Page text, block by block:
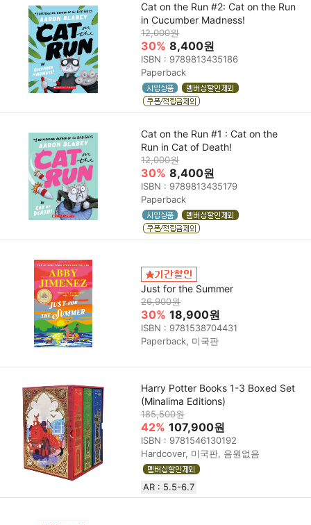
Cat on the Run #2: Cat on the Run
in Cucumber Madness!
12,000원
30% 8,400원
ISBN : 9789813435186
Paperback
Cat on the Run #1 : Cat on the
Run in Cat of Death!
12,000원
30% 8,400원
ISBN : 9789813435179
Paperback
Just for the Summer
26,900원
30% 18,900원
ISBN : 9781538704431
Paperback, 미국판
Harry Potter Books 1-3 Boxed Set
(Minalima Editions)
185,500원
42% 107,900원
ISBN : 9781546130192
Hardcover, 미국판, 음원없음
AR : 5.5-6.7